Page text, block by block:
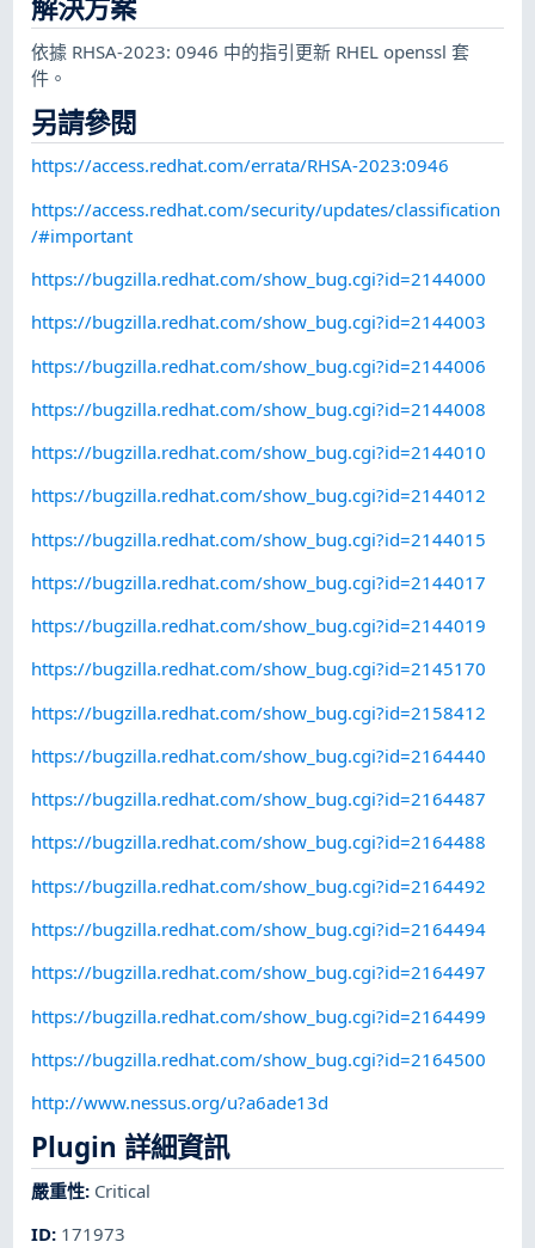
解決方案
依據 RHSA-2023: 0946 中的指引更新 RHEL openssl 套
件。
另請參閱
https://access.redhat.com/errata/RHSA-2023:0946
https://access.redhat.com/security/updates/classification
/#important
https://bugzilla.redhat.com/show_bug.cgi?id=2144000
https://bugzilla.redhat.com/show_bug.cgi?id=2144003
https://bugzilla.redhat.com/show_bug.cgi?id=2144006
https://bugzilla.redhat.com/show_bug.cgi?id=2144008
https://bugzilla.redhat.com/show_bug.cgi?id=2144010
https://bugzilla.redhat.com/show_bug.cgi?id=2144012
https://bugzilla.redhat.com/show_bug.cgi?id=2144015
https://bugzilla.redhat.com/show_bug.cgi?id=2144017
https://bugzilla.redhat.com/show_bug.cgi?id=2144019
https://bugzilla.redhat.com/show_bug.cgi?id=2145170
https://bugzilla.redhat.com/show_bug.cgi?id=2158412
https://bugzilla.redhat.com/show_bug.cgi?id=2164440
https://bugzilla.redhat.com/show_bug.cgi?id=2164487
https://bugzilla.redhat.com/show_bug.cgi?id=2164488
https://bugzilla.redhat.com/show_bug.cgi?id=2164492
https://bugzilla.redhat.com/show_bug.cgi?id=2164494
https://bugzilla.redhat.com/show_bug.cgi?id=2164497
https://bugzilla.redhat.com/show_bug.cgi?id=2164499
https://bugzilla.redhat.com/show_bug.cgi?id=2164500
http://www.nessus.org/u?a6ade13d
Plugin 詳細資訊
嚴重性: Critical
ID: 171973